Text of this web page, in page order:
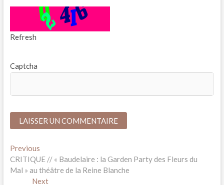
Refresh
Captcha
Navigation
de
PreviousPrevious
post:
CRITIQUE // « Baudelaire : la Garden Party des Fleurs du
Mal » au théâtre de la Reine Blanche
NextNext